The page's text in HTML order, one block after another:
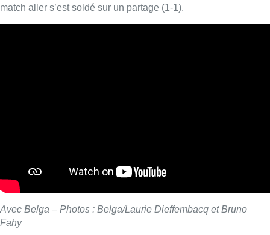
match aller s’est soldé sur un partage (1-1).
Avec Belga – Photos : Belga/Laurie Dieffembacq et Bruno
Fahy